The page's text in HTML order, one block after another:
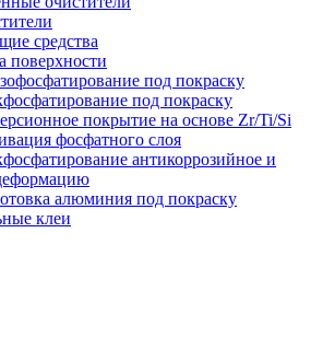
средства
поверхности
под покраску
под покраску
покрытие на основе Zr/Ti/Si
фосфатного слоя
антикоррозийное и
алюминия под покраску
клеи